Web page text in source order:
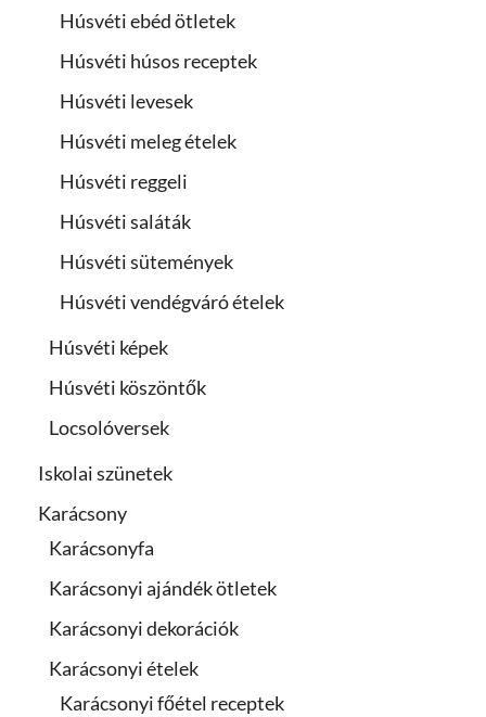
Húsvéti ebéd ötletek
Húsvéti húsos receptek
Húsvéti levesek
Húsvéti meleg ételek
Húsvéti reggeli
Húsvéti saláták
Húsvéti sütemények
Húsvéti vendégváró ételek
Húsvéti képek
Húsvéti köszöntők
Locsolóversek
Iskolai szünetek
Karácsony
Karácsonyfa
Karácsonyi ajándék ötletek
Karácsonyi dekorációk
Karácsonyi ételek
Karácsonyi főétel receptek